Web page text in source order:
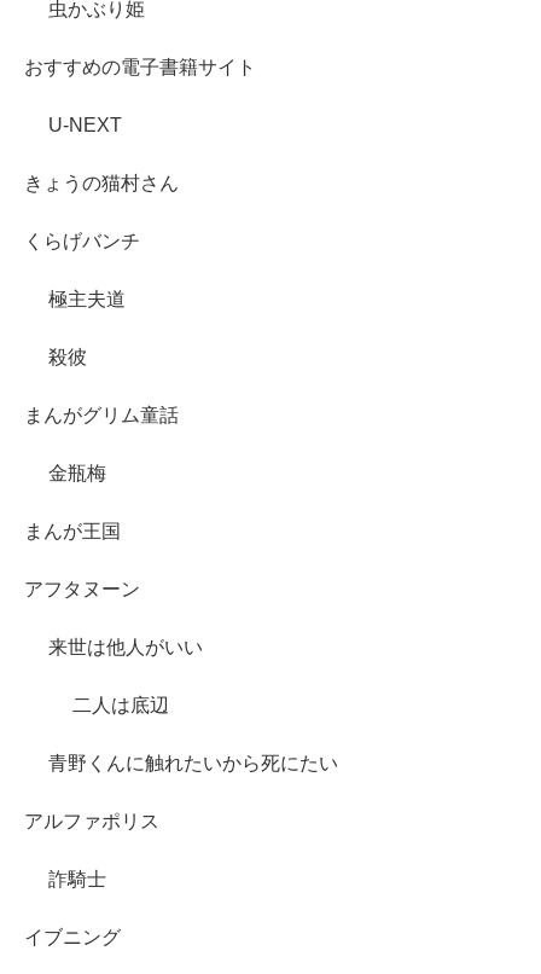
虫かぶり姫
おすすめの電子書籍サイト
U-NEXT
きょうの猫村さん
くらげバンチ
極主夫道
殺彼
まんがグリム童話
金瓶梅
まんが王国
アフタヌーン
来世は他人がいい
二人は底辺
青野くんに触れたいから死にたい
アルファポリス
詐騎士
イブニング